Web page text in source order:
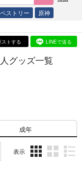
ストリー 原神
ストする LINEで送る
グッズ一覧
成年
表示